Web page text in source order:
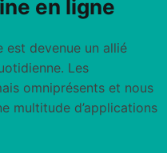
en ligne
est devenue un allié
Les
omniprésents et nous
multitude d’applications